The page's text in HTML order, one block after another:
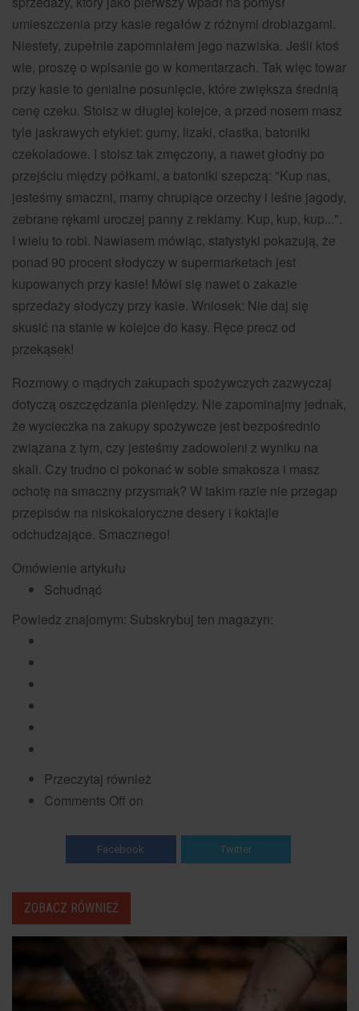
umieszczenia przy kasie regałów z różnymi drobiazgami.
Niestety, zupełnie zapomniałem jego nazwiska. Jeśli ktoś
wie, proszę o wpisanie go w komentarzach. Tak więc towar
przy kasie to genialne posunięcie, które zwiększa średnią
cenę czeku. Stoisz w długiej kolejce, a przed nosem masz
tyle jaskrawych etykiet: gumy, lizaki, ciastka, batoniki
czekoladowe. I stoisz tak zmęczony, a nawet głodny po
przejściu między półkami, a batoniki szepczą: "Kup nas,
jesteśmy smaczni, mamy chrupiące orzechy i leśne jagody,
zebrane rękami uroczej panny z reklamy. Kup, kup, kup...".
I wielu to robi. Nawiasem mówiąc, statystyki pokazują, że
ponad 90 procent słodyczy w supermarketach jest
kupowanych przy kasie! Mówi się nawet o zakazie
sprzedaży słodyczy przy kasie. Wniosek: Nie daj się
skusić na stanie w kolejce do kasy. Ręce precz od
przekąsek!
Rozmowy o mądrych zakupach spożywczych zazwyczaj
dotyczą oszczędzania pieniędzy. Nie zapominajmy jednak,
że wycieczka na zakupy spożywcze jest bezpośrednio
związana z tym, czy jesteśmy zadowoleni z wyniku na
skali. Czy trudno ci pokonać w sobie smakosza i masz
ochotę na smaczny przysmak? W takim razie nie przegap
przepisów na niskokaloryczne desery i koktajle
odchudzające. Smacznego!
Omówienie artykułu
Schudnąć
Powiedz znajomym: Subskrybuj ten magazyn:
Przeczytaj również
Comments Off on
Facebook Twitter
ZOBACZ RÓWNIEŻ